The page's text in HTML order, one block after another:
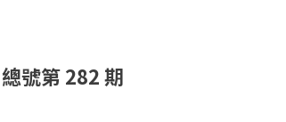
號第 282 期